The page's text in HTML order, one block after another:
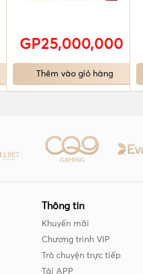
GP25,000,000
Thêm vào giỏ hàng
Thông tin
Khuyến mãi
Chương trình VIP
Trò chuyện trực tiếp
Tải APP